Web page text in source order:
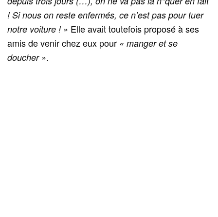
! Si nous on reste enfermés, ce n’est pas pour tuer
notre voiture ! » Elle avait toutefois proposé à ses
amis de venir chez eux pour « manger et se
doucher ».